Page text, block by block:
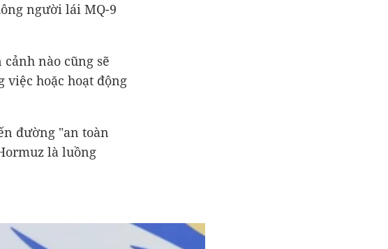
người lái MQ-9
nào cũng sẽ
việc hoặc hoạt động
đường "an toàn
là luồng